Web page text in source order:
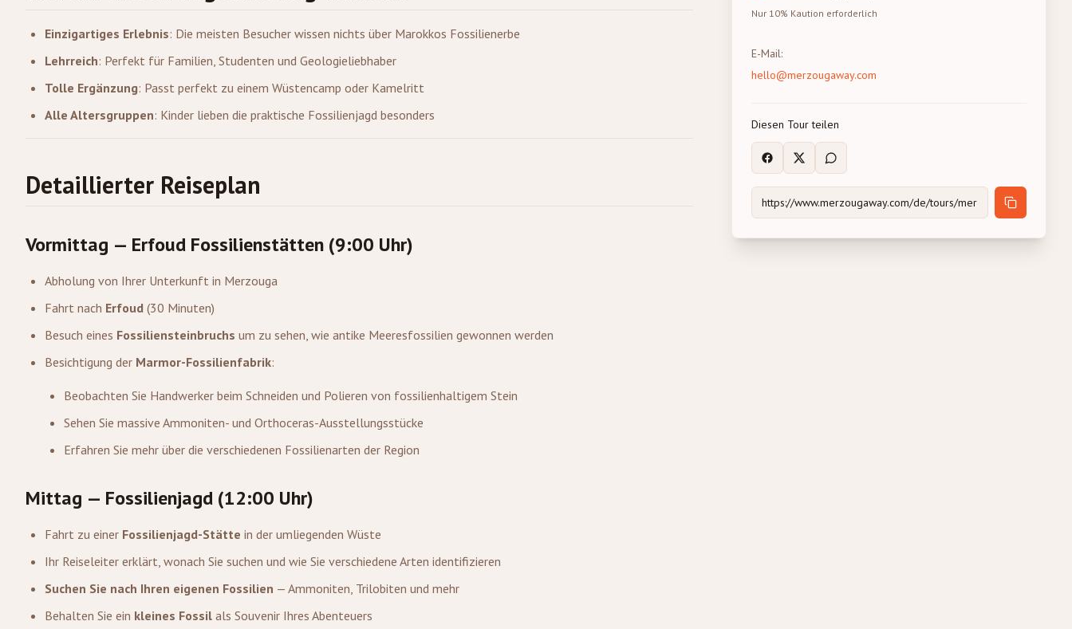
Einzigartiges Erlebnis: Die meisten Besucher wissen nichts über Marokkos Fossilienerbe
Lehrreich: Perfekt für Familien, Studenten und Geologieliebhaber
Tolle Ergänzung: Passt perfekt zu einem Wüstencamp oder Kamelritt
Alle Altersgruppen: Kinder lieben die praktische Fossilienjagd besonders
Detaillierter Reiseplan
Vormittag — Erfoud Fossilienstätten (9:00 Uhr)
Abholung von Ihrer Unterkunft in Merzouga
Fahrt nach Erfoud (30 Minuten)
Besuch eines Fossiliensteinbruchs um zu sehen, wie antike Meeresfossilien gewonnen werden
Besichtigung der Marmor-Fossilienfabrik:
Beobachten Sie Handwerker beim Schneiden und Polieren von fossilienhaltigem Stein
Sehen Sie massive Ammoniten- und Orthoceras-Ausstellungsstücke
Erfahren Sie mehr über die verschiedenen Fossilienarten der Region
Mittag — Fossilienjagd (12:00 Uhr)
Fahrt zu einer Fossilienjagd-Stätte in der umliegenden Wüste
Ihr Reiseleiter erklärt, wonach Sie suchen und wie Sie verschiedene Arten identifizieren
Suchen Sie nach Ihren eigenen Fossilien — Ammoniten, Trilobiten und mehr
Behalten Sie ein kleines Fossil als Souvenir Ihres Abenteuers
Nur 10% Kaution erforderlich
E-Mail:
hello@merzougaway.com
Diesen Tour teilen